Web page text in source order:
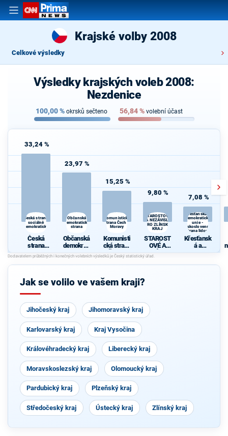
Krajské volby 2008
Celkové výsledky
Výsledky krajských voleb 2008:
Nezdenice
100,00% okrsků sečteno 56,84% volební účast
33,24 %
Česká strana
sociálně
demokratická
Česká
strana
sociálně
demokrati
cká
23,97 %
Občanská
demokratická
strana
Občanská
demokrati
cká strana
15,25 %
Komunistická
strana Čech a
Moravy
Komunisti
cká strana
Čech a
Moravy
9,80 %
STAROSTOVÉ
A NEZÁVISLÍ
PRO ZLÍNSKÝ
KRAJ
STAROST
OVÉ A
NEZÁVISL
Í PRO
ZLÍNSKÝ
7,08 %
Křesťanská a
demokratická
unie -
Československá
strana lidová
Křesťansk
á a
demokrati
Českoslov
Jak se volilo ve vašem kraji?
Jihočeský kraj Jihomoravský kraj
Karlovarský kraj Kraj Vysočina
Královéhradecký kraj Liberecký kraj
Moravskoslezský kraj Olomoucký kraj
Pardubický kraj Plzeňský kraj
Středočeský kraj Ústecký kraj Zlínský kraj